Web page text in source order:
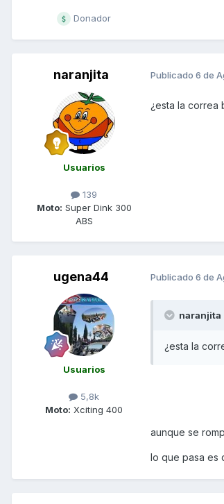
Donador
naranjita
Usuarios
139
Moto: Super Dink 300
ABS
Publicado 6 de
¿esta la correa
ugena44
Usuarios
5,8k
Moto: Xciting 400
Publicado 6 de
naranjita
¿esta la
aunque se
lo que pasa es